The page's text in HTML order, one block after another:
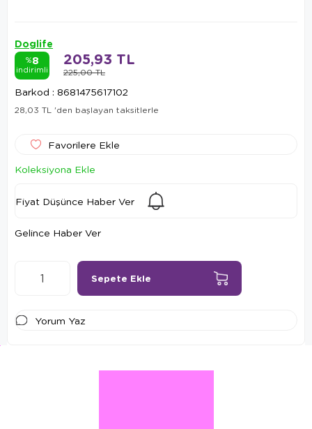
Doglife
%8
indirimli 225,00 TL
205,93 TL
Barkod : 8681475617102
28,03 TL 'den başlayan taksitlerle
Favorilere Ekle
Koleksiyona Ekle
Fiyat Düşünce Haber Ver
Gelince Haber Ver
Yorum Yaz